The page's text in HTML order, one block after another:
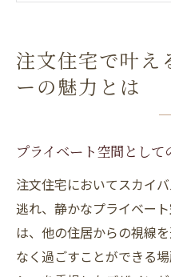
注文住宅でのカ
ルコニーの特徴
スカイバルコニ
テナンス
しみ方
スカイバルコニーが
日常生活におけ
注文住宅で叶え
ーの魅力とは
プライベート空間とし
注文住宅においてスカイ
逃れ、静かなプライベー
は、他の住居からの視線
なく過ごすことができる